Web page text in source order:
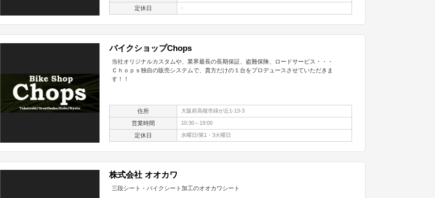
定休日 -
バイクショップChops
当社オリジナルカスタムや、業界最長の長期保証、盗難保険、ロードサービス・・・
Ｃｈｏｐｓ独自の販売システムで、貴方だけの１台をプロデュースさせていただきま
す！！
住所 大阪府高槻市緑が丘1-13-3
営業時間 10:30～19:00
定休日 水曜日/第1・3火曜日
株式会社 オオカワ
三段シート・バイクシート加工のオオカワシート